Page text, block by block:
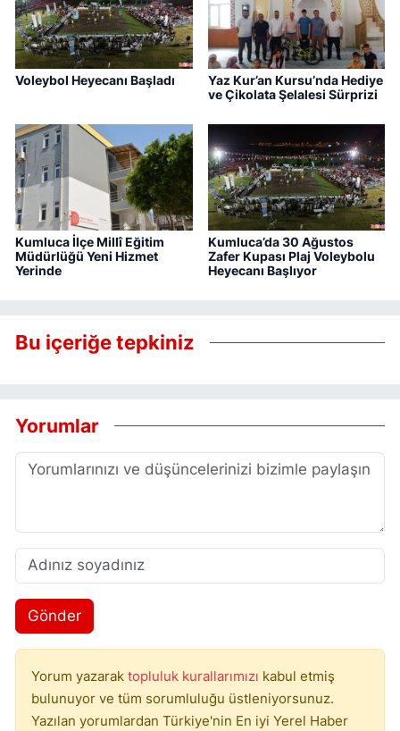
Voleybol Heyecanı Başladı
Yaz Kur’an Kursu’nda Hediye
ve Çikolata Şelalesi Sürprizi
Kumluca İlçe Millî Eğitim
Müdürlüğü Yeni Hizmet
Yerinde
Kumluca’da 30 Ağustos
Zafer Kupası Plaj Voleybolu
Heyecanı Başlıyor
Bu içeriğe tepkiniz
Yorumlar
Gönder
Yorum yazarak topluluk kurallarımızı kabul etmiş
bulunuyor ve tüm sorumluluğu üstleniyorsunuz.
Yazılan yorumlardan Türkiye'nin En iyi Yerel Haber